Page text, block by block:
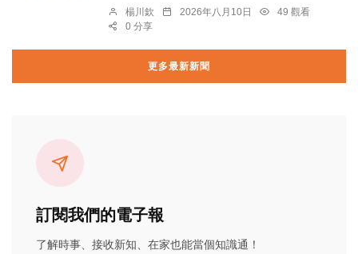
楊川欽 2026年八月10日
49 觀看
0 分享
更多最新新聞
訂閱我們的電子報
了解時事、接收新知、在家也能當個知識通！